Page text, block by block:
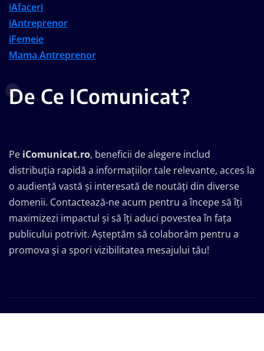
iAfaceri
iAntreprenor
iFemeie
Mama Antreprenor
De Ce IComunicat?
Pe iComunicat.ro, beneficii de alegere includ
distribuția rapidă a informațiilor tale relevante, acces la
o audiență vastă și interesată de noutăți din diverse
domenii. Contactează-ne acum pentru a începe să îți
maximizezi impactul și să îți aduci povestea în fața
publicului potrivit. Așteptăm să colaborăm pentru a
promova și a spori vizibilitatea mesajului tău!